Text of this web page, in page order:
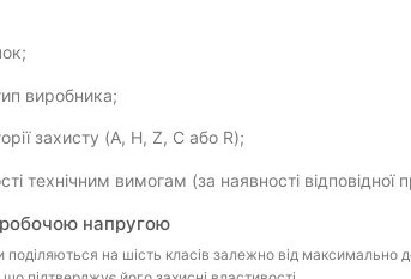
виробника;
захисту (A, H, Z, C або R);
технічним вимогам (за наявності відповідної
напругою
поділяються на шість класів залежно від